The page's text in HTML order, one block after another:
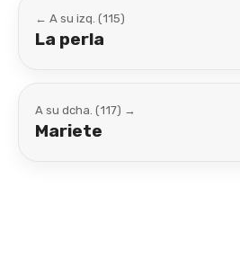
← A su izq. (115)
La perla
A su dcha. (117) →
Mariete